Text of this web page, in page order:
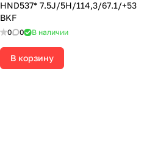
HND537* 7.5J/5H/114,3/67.1/+53
BKF
0 0 В наличии
В корзину